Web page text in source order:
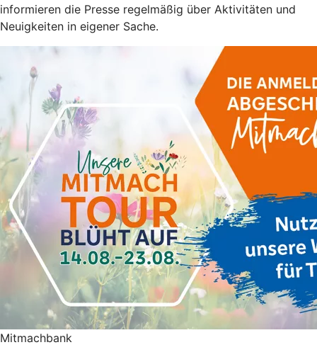
informieren die Presse regelmäßig über Aktivitäten und
Neuigkeiten in eigener Sache.
Mitmachbank